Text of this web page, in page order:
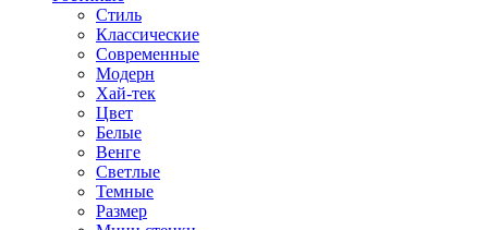
Стиль
Классические
Современные
Модерн
Хай-тек
Цвет
Белые
Венге
Светлые
Темные
Размер